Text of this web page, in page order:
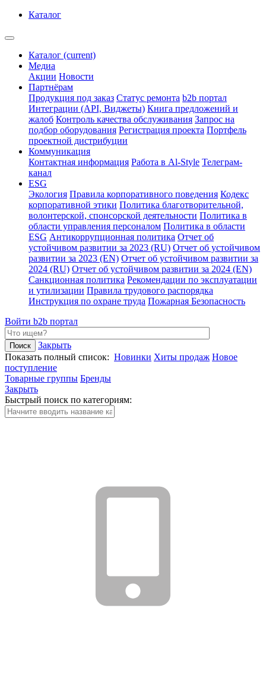
Каталог
Каталог (current)
Медиа
Акции Новости
Партнёрам
Продукция под заказ Статус ремонта b2b портал
Интеграции (API, Виджеты) Книга предложений и
жалоб Контроль качества обслуживания Запрос на
подбор оборудования Регистрация проекта Портфель
проектной дистрибуции
Коммуникация
Контактная информация Работа в Al-Style Телеграм-
канал
ESG
Экология Правила корпоративного поведения Кодекс
корпоративной этики Политика благотворительной,
волонтерской, спонсорской деятельности Политика в
области управления персоналом Политика в области
ESG Антикоррупционная политика Отчет об
устойчивом развитии за 2023 (RU) Отчет об устойчивом
развитии за 2023 (EN) Отчет об устойчивом развитии за
2024 (RU) Отчет об устойчивом развитии за 2024 (EN)
Санкционная политика Рекомендации по эксплуатации
и утилизации Правила трудового распорядка
Инструкция по охране труда Пожарная Безопасность
Войти b2b портал
Закрыть
Показать полный список: Новинки Хиты продаж Новое
поступление
Товарные группы Бренды
Закрыть
Быстрый поиск по категориям: